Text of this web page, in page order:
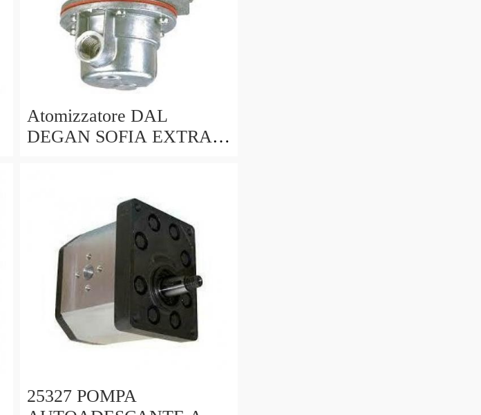
Atomizzatore DAL
DEGAN SOFIA EXTRA
25327 POMPA